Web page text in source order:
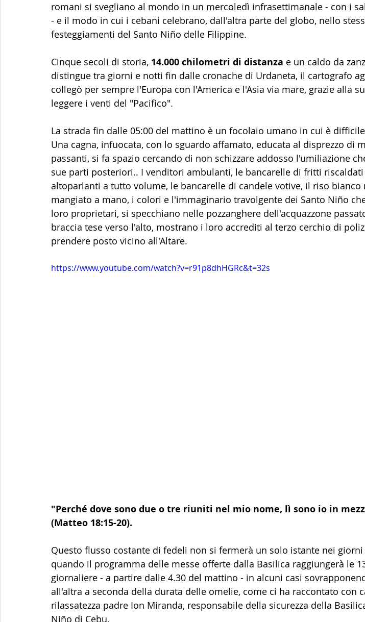
romani si svegliano al mondo in un mercoledì infrasettimanale - con i
- e il modo in cui i cebani celebrano, dall'altra parte del globo, nello
festeggiamenti del Santo Niño delle Filippine.
Cinque secoli di storia, 14.000 chilometri di distanza e un caldo da
distingue tra giorni e notti fin dalle cronache di Urdaneta, il cartografo
collegò per sempre l'Europa con l'America e l'Asia via mare, grazie alla
leggere i venti del "Pacifico".
La strada fin dalle 05:00 del mattino è un focolaio umano in cui è
Una cagna, infuocata, con lo sguardo affamato, educata al disprezzo di
passanti, si fa spazio cercando di non schizzare addosso l'umiliazione
sue parti posteriori.. I venditori ambulanti, le bancarelle di fritti riscaldati
altoparlanti a tutto volume, le bancarelle di candele votive, il riso bianco
mangiato a mano, i colori e l'immaginario travolgente dei Santo Niño
loro proprietari, si specchiano nelle pozzanghere dell'acquazzone
braccia tese verso l'alto, mostrano i loro accrediti al terzo cerchio di
prendere posto vicino all'Altare.
https://www.youtube.com/watch?v=r91p8dhHGRc&t=32s
"Perché dove sono due o tre riuniti nel mio nome, lì sono io in
(Matteo 18:15-20).
Questo flusso costante di fedeli non si fermerà un solo istante nei giorni
quando il programma delle messe offerte dalla Basilica raggiungerà le
giornaliere - a partire dalle 4.30 del mattino - in alcuni casi
all'altra a seconda della durata delle omelie, come ci ha raccontato con
rilassatezza padre Ion Miranda, responsabile della sicurezza della
Niño di Cebu.